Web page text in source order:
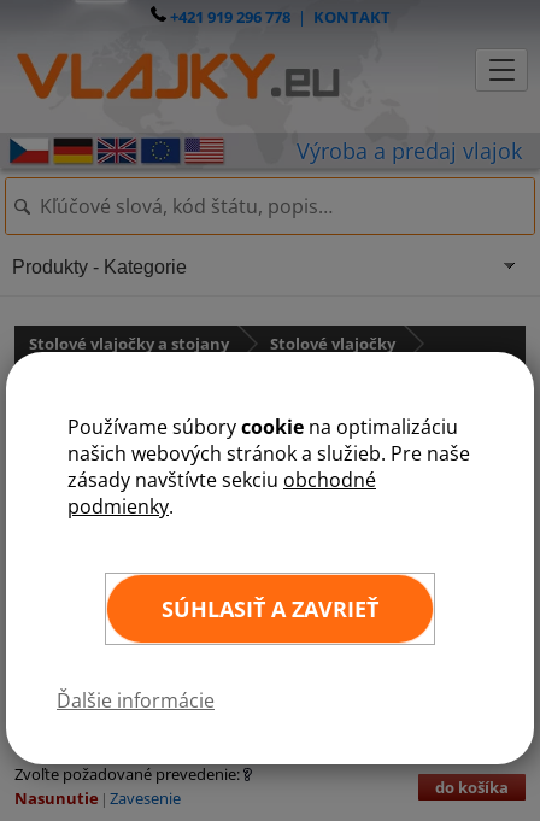
Používame súborycookie na optimalizáciu
našich webových stránok a služieb. Pre naše
zásady navštívte sekciu obchodné
podmienky.
SÚHLASIŤ A ZAVRIEŤ
Ďalšie informácie
+421 919 296 778| KONTAKT
Stolové vlajočky a stojany
Stolové vlajočky
Feder. štáty Mikronézie
Austrália a Oceánia
16 cm
Zvoľte požadované prevedenie:
Nasunutie Zavesenie do košíka
Produkty - Kategorie